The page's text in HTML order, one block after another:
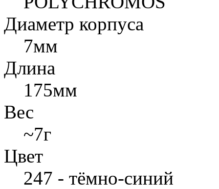
Диаметр корпуса
7мм
Длина
175мм
Вес
~7г
Цвет
247 - тёмно-синий